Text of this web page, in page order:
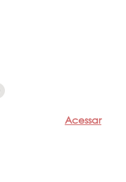
Acessar